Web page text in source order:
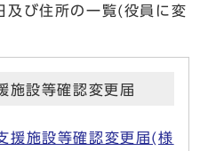
及び住所の一覧(役員に変
施設等確認変更届
援施設等確認変更届(様